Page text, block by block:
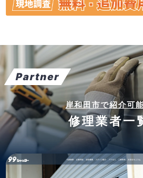
Partner
岸和田市で紹介可
修理業者一